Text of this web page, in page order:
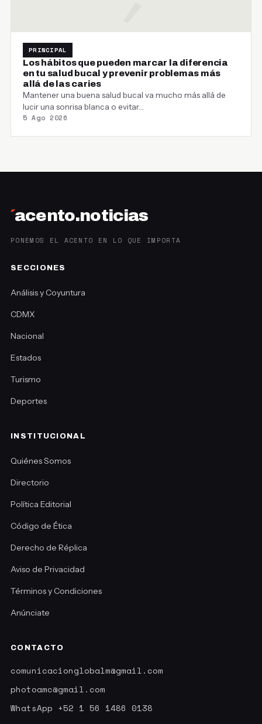
PRINCIPAL
Los hábitos que pueden marcar la diferencia
en tu salud bucal y prevenir problemas más
allá de las caries
Mantener una buena salud bucal va mucho más allá de
lucir una sonrisa blanca o evitar…
5 Ago 2026
´acento.noticias
PONEMOS EL ACENTO EN LO QUE IMPORTA
SECCIONES
Análisis y Coyuntura
CDMX
Nacional
Estados
Turismo
Deportes
INSTITUCIONAL
Quiénes Somos
Directorio
Política Editorial
Código de Ética
Derecho de Réplica
Aviso de Privacidad
Términos y Condiciones
Anúnciate
CONTACTO
comunicacionglobalm@gmail.com
photoamc@gmail.com
WhatsApp +52 1 56 1486 0138